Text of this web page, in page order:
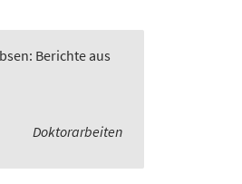
Berichte aus
Doktorarbeiten